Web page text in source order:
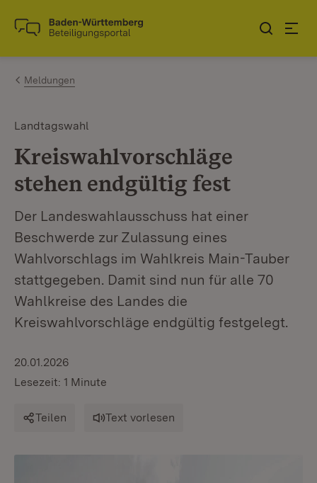
Zum Inhalt springen
Link zur Startseite
Meldungen
Landtagswahl
Kreiswahlvorschläge
stehen endgültig fest
Der Landeswahlausschuss hat einer
Beschwerde zur Zulassung eines
Wahlvorschlags im Wahlkreis Main-Tauber
stattgegeben. Damit sind nun für alle 70
Wahlkreise des Landes die
Kreiswahlvorschläge endgültig festgelegt.
20.01.2026
Lesezeit: 1 Minute
Teilen Text vorlesen